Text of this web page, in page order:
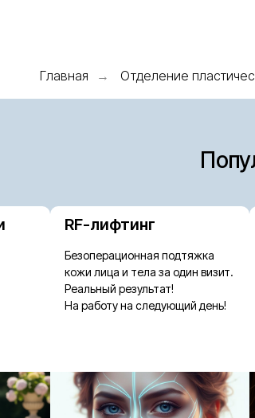
Главная → Отделение
RF-лифтинг
Безоперационная подтяжка
кожи лица и тела за один визит.
Реальный результат!
На работу на следующий день!